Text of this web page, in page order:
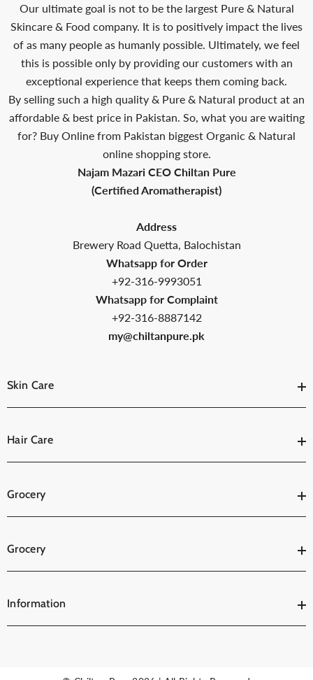
Our ultimate goal is not to be the largest Pure & Natural
Skincare & Food company. It is to positively impact the lives
of as many people as humanly possible. Ultimately, we feel
this is possible only by providing our customers with an
exceptional experience that keeps them coming back.
By selling such a high quality & Pure & Natural product at an
affordable & best price in Pakistan. So, what you are waiting
for? Buy Online from Pakistan biggest Organic & Natural
online shopping store.
Najam Mazari CEO Chiltan Pure
(Certified Aromatherapist)
Address
Brewery Road Quetta, Balochistan
Whatsapp for Order
+92-316-9993051
Whatsapp for Complaint
+92-316-8887142
my@chiltanpure.pk
Skin Care
Hair Care
Grocery
Grocery
Information